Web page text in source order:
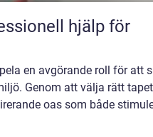
hjälp för
en avgörande roll för att
Genom att välja rätt
oas som både